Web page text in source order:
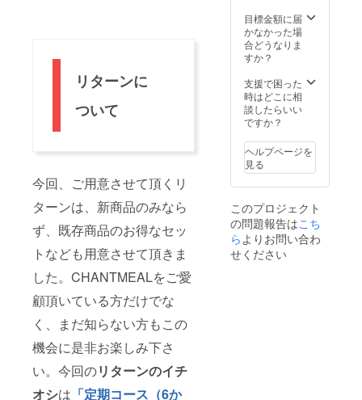
リターンに
ついて
今回、ご用意させて頂くリ
ターンは、新商品のみなら
ず、既存商品のお得なセッ
トなども用意させて頂きま
した。CHANTMEALをご愛
顧頂いている方だけでな
く、まだ知らない方もこの
機会に是非お楽しみ下さ
い。今回のリターンのイチ
オシは 「定期コース（6か
※具材の
種類は
変わる
可能性
ます。
※・里芋
とチー
ズのカ
・丹
波地鶏
と山椒
のカ
・京
都産ハ
バネロ
カレー
・京
目標金額に届
かなかった場
合どうなりま
すか？
支援で困った
時はどこに相
談したらいい
ですか？
ヘルプページを
見る
このプロジェクト
の問題報告はこち
ら よりお問い合わ
せください